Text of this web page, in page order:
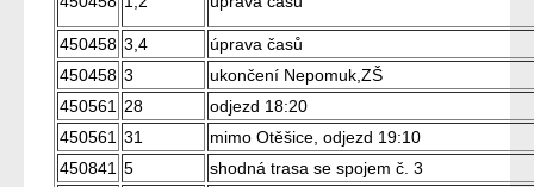
450458 3,4
úprava časů
450458 3
ukončení Nepomuk,ZŠ
450561
28
odjezd 18:20
450561 31
mimo Otěšice, odjezd 19:10
450841 5
shodná trasa se spojem č. 3